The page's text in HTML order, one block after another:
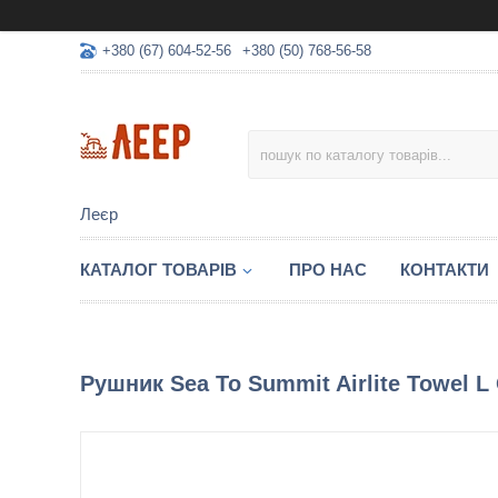
+380 (67) 604-52-56 +380 (50) 768-56-58
Леєр
КАТАЛОГ ТОВАРІВ ПРО НАС КОНТАКТИ
Рушник Sea To Summit Airlite Towel L